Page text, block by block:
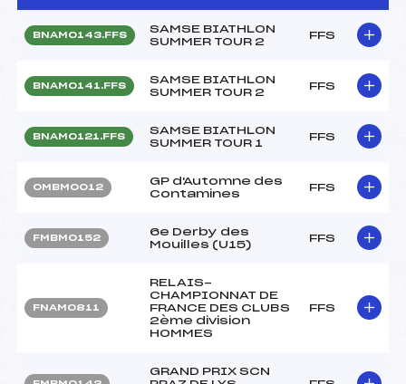
BNAM0143.FFS
SAMSE BIATHLON
SUMMER TOUR 2
FFS
BNAM0141.FFS
SAMSE BIATHLON
SUMMER TOUR 2
FFS
BNAM0121.FFS
SAMSE BIATHLON
SUMMER TOUR 1
FFS
OMBM0012
GP d'Automne des
Contamines
FFS
FMBM0152
6e Derby des
Mouilles (U15)
FFS
FNAM0811
RELAIS-
CHAMPIONNAT DE
FRANCE DES CLUBS
2ème division
HOMMES
FFS
GRAND PRIX SCN